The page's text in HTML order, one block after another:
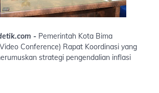
- Pemerintah Kota Bima
Conference) Rapat Koordinasi yang
strategi pengendalian inflasi